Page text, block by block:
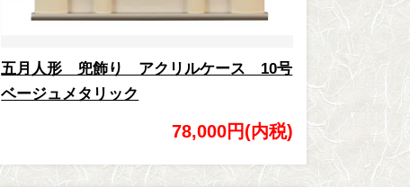
五月人形 兜飾り アクリルケース 10号
ベージュメタリック
78,000円(内税)